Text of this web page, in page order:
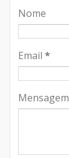
Nome
Email *
Mensagem